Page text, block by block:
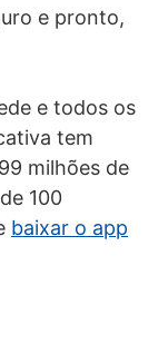
e pronto,
e todos os
tem
milhões de
100
baixar o app